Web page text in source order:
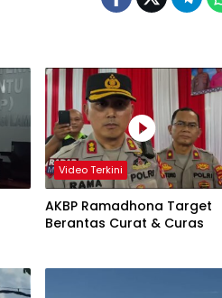
Video Terkini
AKBP Ramadhona Target
Berantas Curat & Curas